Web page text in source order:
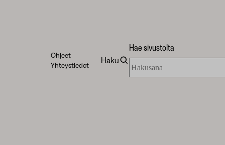
Ohjeet
Yhteystiedot
Haku
Hae sivustolta
sivustolta